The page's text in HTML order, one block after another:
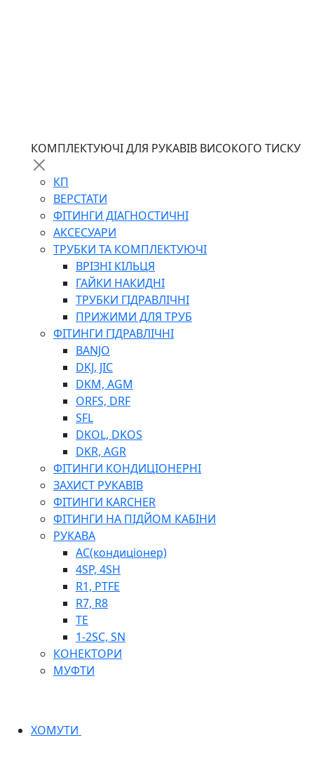
КОМПЛЕКТУЮЧІ ДЛЯ РУКАВІВ ВИСОКОГО ТИСКУ
КП
ВЕРСТАТИ
ФІТИНГИ ДІАГНОСТИЧНІ
АКСЕСУАРИ
ТРУБКИ ТА КОМПЛЕКТУЮЧІ
ВРІЗНІ КІЛЬЦЯ
ГАЙКИ НАКИДНІ
ТРУБКИ ГІДРАВЛІЧНІ
ПРИЖИМИ ДЛЯ ТРУБ
ФІТИНГИ ГІДРАВЛІЧНІ
BANJO
DKJ, JIC
DKM, AGM
ORFS, DRF
SFL
DKOL, DKOS
DKR, AGR
ФІТИНГИ КОНДИЦІОНЕРНІ
ЗАХИСТ РУКАВІВ
ФІТИНГИ KARCHER
ФІТИНГИ НА ПІДЙОМ КАБІНИ
РУКАВА
AC(кондиціонер)
4SP, 4SH
R1, PTFE
R7, R8
TE
1-2SC, SN
КОНЕКТОРИ
МУФТИ
ХОМУТИ